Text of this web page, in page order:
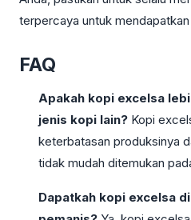
terpercaya untuk
FAQ
Apakah kopi excelsa
jenis kopi lain? Kopi
keterbatasan produksinya
tidak mudah ditemukan
Dapatkah kopi excelsa